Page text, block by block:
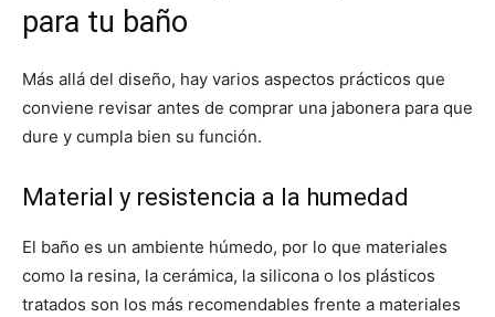
para tu baño
Más allá del diseño, hay varios aspectos prácticos que
conviene revisar antes de comprar una jabonera para que
dure y cumpla bien su función.
Material y resistencia a la humedad
El baño es un ambiente húmedo, por lo que materiales
como la resina, la cerámica, la silicona o los plásticos
tratados son los más recomendables frente a materiales